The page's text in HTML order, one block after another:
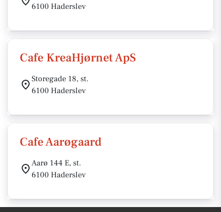
6100 Haderslev
Cafe KreaHjørnet ApS
Storegade 18, st.
6100 Haderslev
Cafe Aarøgaard
Aarø 144 E, st.
6100 Haderslev